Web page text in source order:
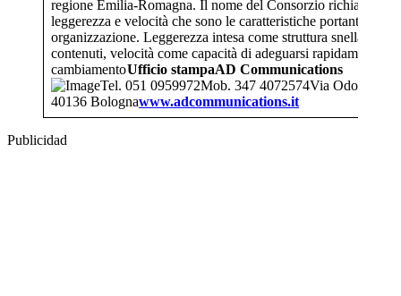
regione Emilia-Romagna. Il nome del Consorzio richiama
leggerezza e velocità che sono le caratteristiche portanti di
organizzazione. Leggerezza intesa come struttura snella e
contenuti, velocità come capacità di adeguarsi rapidamente
cambiamentoUfficio stampaAD Communications
Tel. 051 0959972Mob. 347 4072574Via Odofredo,
40136 Bolognawww.adcommunications.it
Publicidad